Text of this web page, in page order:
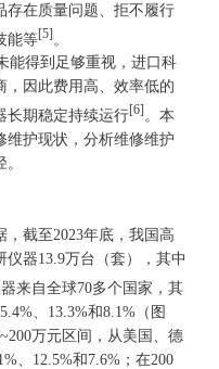
存在质量问题、拒不履行
能等[5] 。
得到足够重视，进口科
，因此费用高、效率低的
长期稳定持续运行[6] 。本
维护现状，分析维修维护
截至2023年底，我国高
器13.9万台（套），其中
来自全球70多个国家，其
、13.3%和8.1%（图
万元区间，从美国、德
、12.5%和7.6%；在200